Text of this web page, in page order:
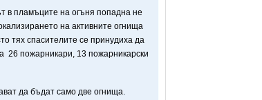
в пламъците на огъня попадна не
на активните огнища
тях спасителите се принудиха да
26 пожарникари, 13 пожарникарски
да бъдат само две огнища.